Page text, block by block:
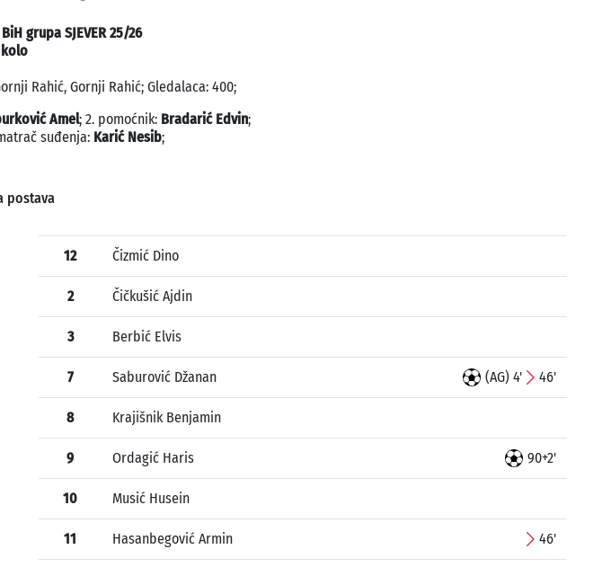
grupa SJEVER 25/26
Rahić, Gornji Rahić; Gledalaca: 400;
Amel; 2. pomoćnik: Bradarić Edvin;
suđenja: Karić Nesib;
postava
12 Čizmić Dino
2 Čičkušić Ajdin
3 Berbić Elvis
7 Saburović Džanan (AG) 4' 46'
8 Krajišnik Benjamin
9 Ordagić Haris 90+2'
10 Musić Husein
11 Hasanbegović Armin 46'